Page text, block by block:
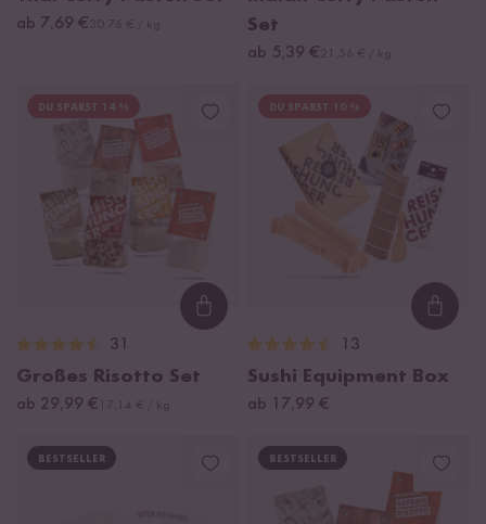
ab 7,69 €
Set
ab 5,39 €
DU SPARST 14 %
Loading...
31
Großes Risotto Set
ab 29,99 €
DU SPARST 10 %
13
Sushi Equipment Box
ab 17,99 €
BESTSELLER BESTSELLER